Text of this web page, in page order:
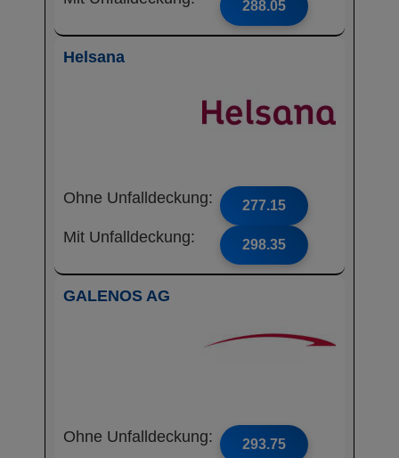
288.05
Helsana
Ohne Unfalldeckung: 277.15
Mit Unfalldeckung: 298.35
GALENOS AG
Ohne Unfalldeckung: 293.75